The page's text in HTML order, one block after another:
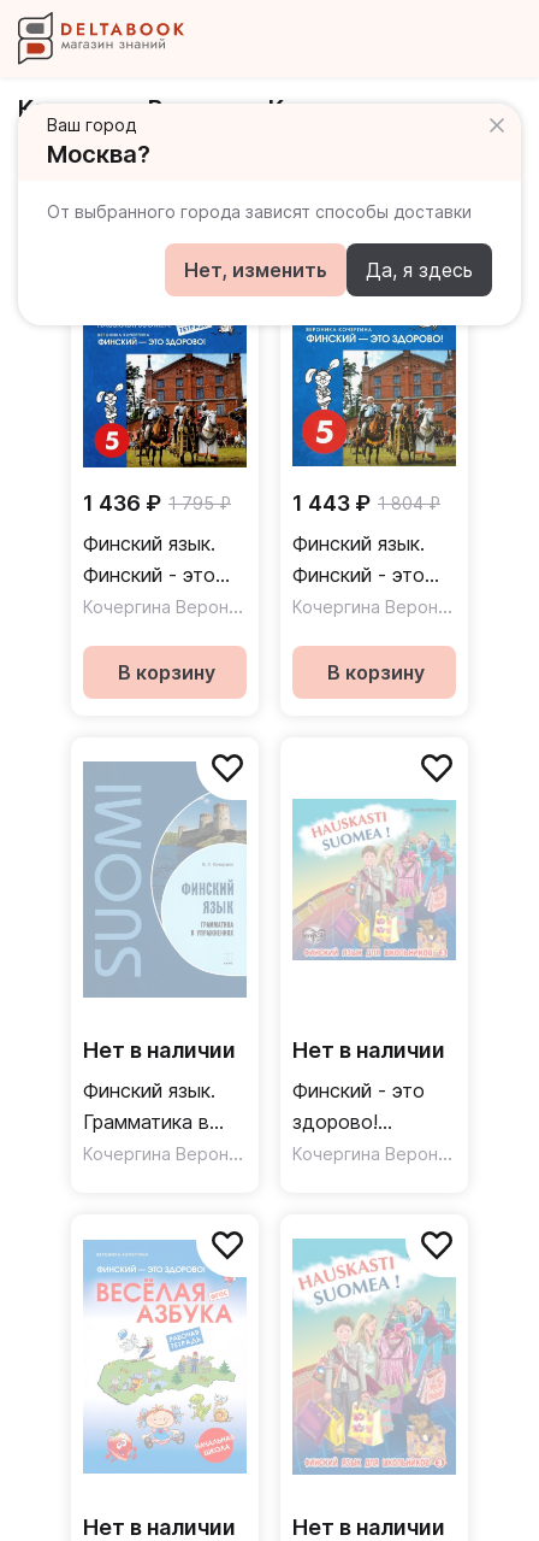
Ваш город
Москва?
От выбранного города зависят способы доставки
Нет, изменить Да, я здесь
Кочергина Вероника Константиновна
Книги автора
1 436 ₽ 1 795 ₽
Финский язык.
Финский - это
здорово! 5 класс
тетрадь
Кочергина Вероника Константиновна
В корзину
1 443 ₽ 1 804 ₽
Финский язык.
Финский - это
здорово! 5 класс
пособие +CD
Кочергина Вероника Константиновна
В корзину
Нет в наличии
Финский язык.
Грамматика в
упражнениях
Кочергина Вероника Константиновна
Нет в наличии
Финский - это
здорово!
Финский язык
Кочергина Вероника Константиновна
Нет в наличии Нет в наличии